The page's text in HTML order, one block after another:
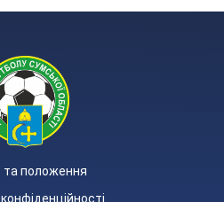
та положення